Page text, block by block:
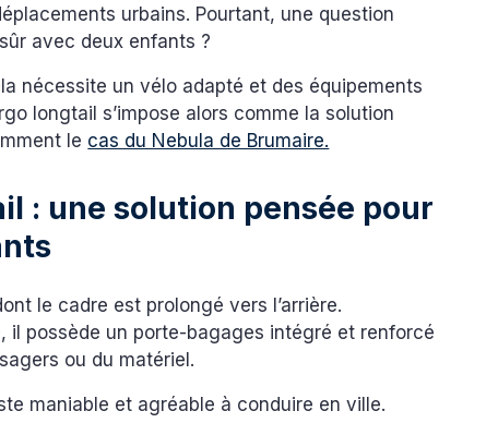
urbains. Pourtant, une question
avec deux enfants ?
nécessite un vélo adapté et des équipements
longtail s’impose alors comme la solution
le cas du Nebula de Brumaire.
: une solution pensée pour
le cadre est prolongé vers l’arrière.
il possède un porte-bagages intégré et renforcé
ou du matériel.
maniable et agréable à conduire en ville.